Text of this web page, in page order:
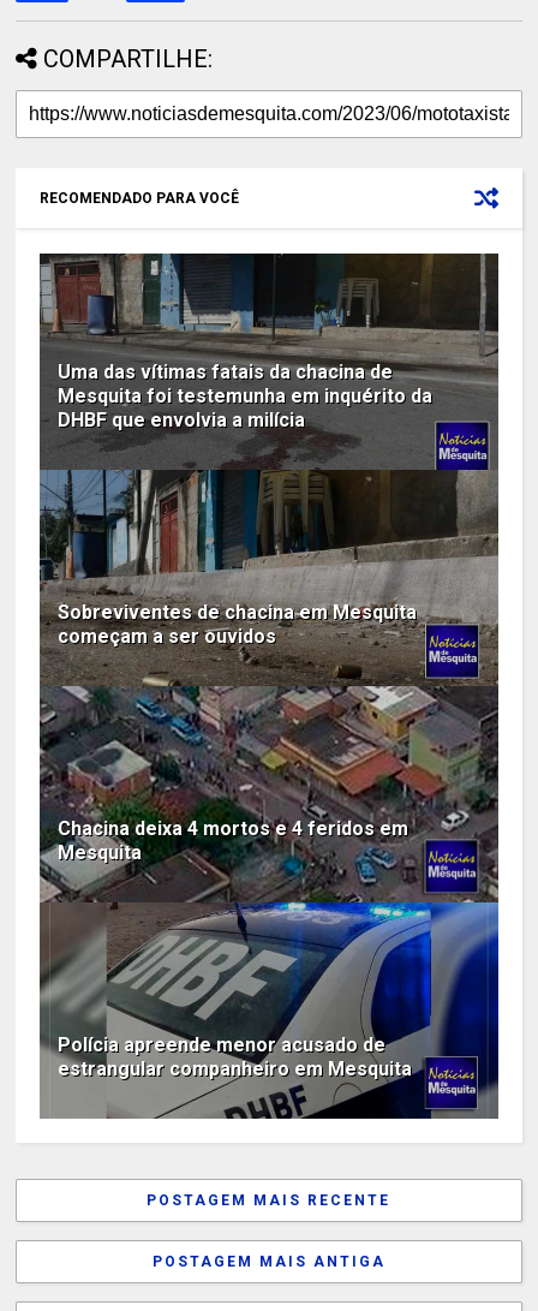
COMPARTILHE:
RECOMENDADO PARA VOCÊ
Uma das vítimas fatais da chacina de
Mesquita foi testemunha em inquérito da
DHBF que envolvia a milícia
Sobreviventes de chacina em Mesquita
começam a ser ouvidos
Chacina deixa 4 mortos e 4 feridos em
Mesquita
Polícia apreende menor acusado de
estrangular companheiro em Mesquita
POSTAGEM MAIS RECENTE
POSTAGEM MAIS ANTIGA